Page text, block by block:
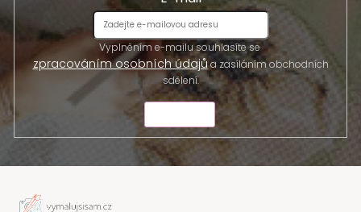
Vyplněním e-mailu souhlasíte se
zpracováním osobních údajůa zasíláním obchodních
sdělení.